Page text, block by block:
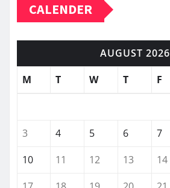
CALENDER
AUGUST 2026
M
T W T F
3
4 5 6 7
10
11 12 13 14